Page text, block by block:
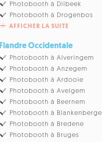
Photobooth à Dilbeek
Photobooth à Drogenbos
AFFICHER LA SUITE
Flandre Occidentale
Photobooth à Alveringem
Photobooth à Anzegem
Photobooth à Ardooie
Photobooth à Avelgem
Photobooth à Beernem
Photobooth à Blankenberge
Photobooth à Bredene
Photobooth à Bruges